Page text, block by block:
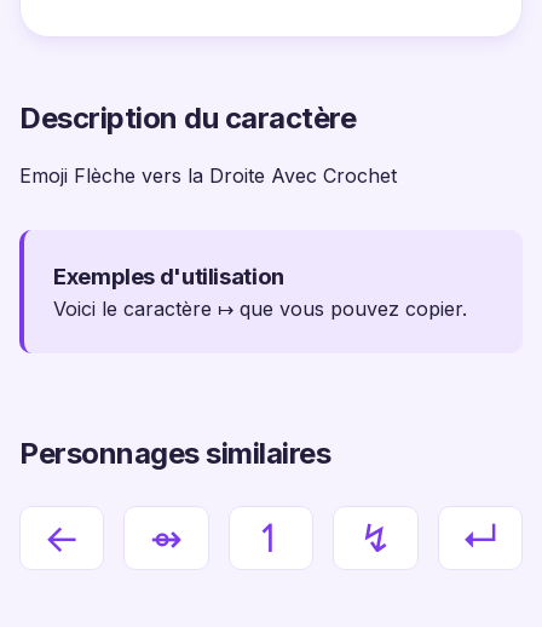
Description du caractère
Emoji Flèche vers la Droite Avec Crochet
Exemples d'utilisation
Voici le caractère ↦ que vous pouvez copier.
Personnages similaires
← ⇴ ↿ ↯ ↵